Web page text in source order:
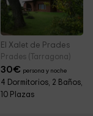
El Xalet de Prades
Prades (Tarragona)
30€ persona y noche
4 Dormitorios, 2 Baños,
10 Plazas